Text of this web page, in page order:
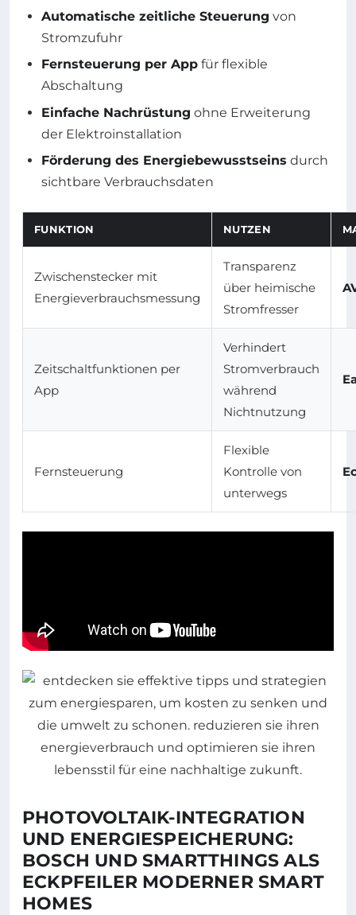
Automatische zeitliche Steuerung von
Stromzufuhr
Fernsteuerung per App für flexible
Abschaltung
Einfache Nachrüstung ohne Erweiterung
der Elektroinstallation
Förderung des Energiebewusstseins durch
sichtbare Verbrauchsdaten
FUNKTION NUTZEN
Zwischenstecker mit
Energieverbrauchsmessung
Transparenz
über heimische
Stromfresser
Zeitschaltfunktionen per
App
Verhindert
Stromverbrauch
während
Nichtnutzung
Fernsteuerung
Flexible
Kontrolle von
unterwegs
PHOTOVOLTAIK-INTEGRATION
UND ENERGIESPEICHERUNG:
BOSCH UND SMARTTHINGS ALS
ECKPFEILER MODERNER SMART
HOMES